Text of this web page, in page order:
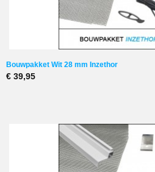
Bouwpakket Wit 28 mm Inzethor
€ 39,95